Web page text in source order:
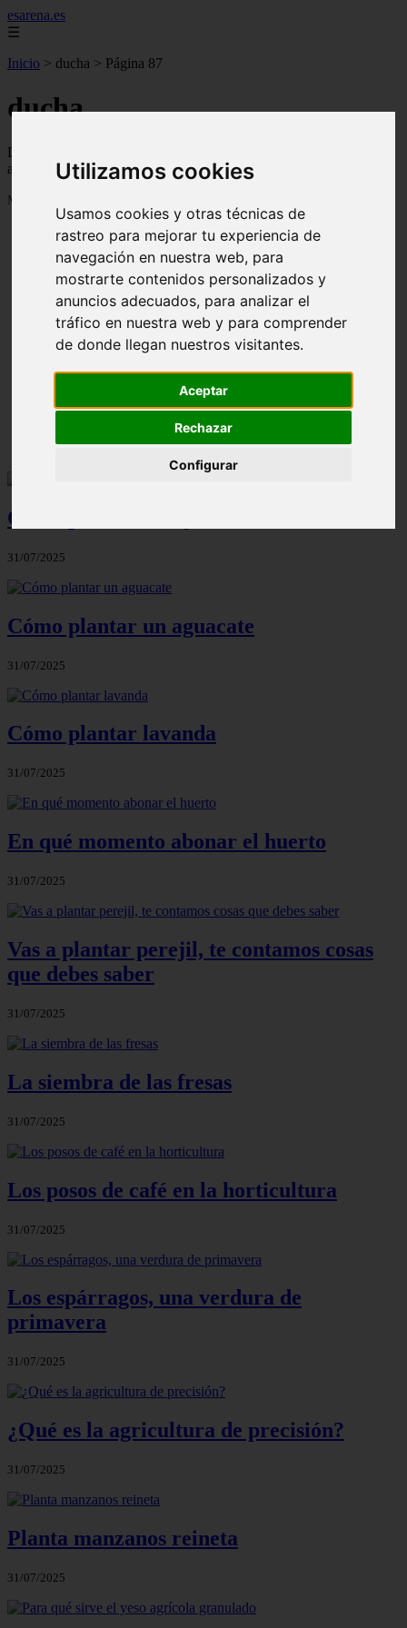
Utilizamos cookies
Usamos cookies y otras técnicas de
rastreo para mejorar tu experiencia de
navegación en nuestra web, para
mostrarte contenidos personalizados y
anuncios adecuados, para analizar el
tráfico en nuestra web y para comprender
de donde llegan nuestros visitantes.
Aceptar
Rechazar
Configurar
esarena.es
☰
Inicio > ducha > Página 87
ducha
Descubre todas las noticias de la categoría ducha. Artículos
actualizados y contenido de calidad en esarena.es.
Mostrando 2065 - 2088 de 2121 artículos
13 mejores árboles resistentes al fuego para un paisaje
defendible
Cómo plantar los ajos
31/07/2025
Cómo plantar un aguacate
31/07/2025
Cómo plantar lavanda
31/07/2025
En qué momento abonar el huerto
31/07/2025
Vas a plantar perejil, te contamos cosas
que debes saber
31/07/2025
La siembra de las fresas
31/07/2025
Los posos de café en la horticultura
31/07/2025
Los espárragos, una verdura de
primavera
31/07/2025
¿Qué es la agricultura de precisión?
31/07/2025
Planta manzanos reineta
31/07/2025